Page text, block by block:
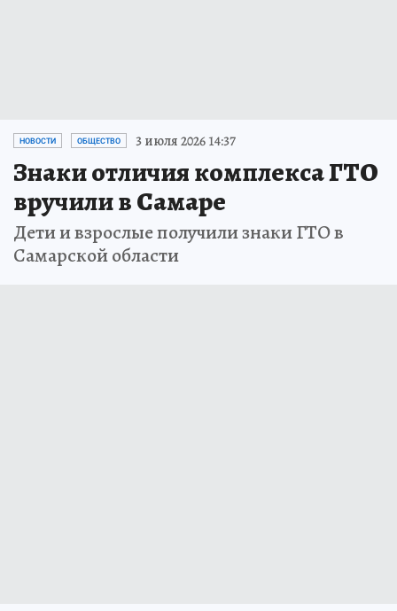
НОВОСТИ ОБЩЕСТВО 3 июля 2026 14:37
Знаки отличия комплекса ГТО
вручили в Самаре
Дети и взрослые получили знаки ГТО в
Самарской области